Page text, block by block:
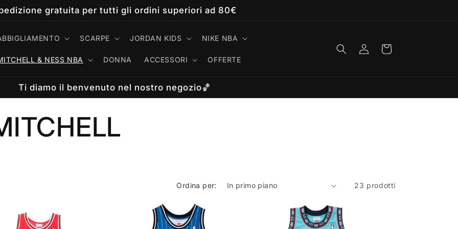
gratuita per tutti gli ordini superiori ad 80€
SCARPE JORDAN KIDS NIKE NBA
& NESS NBA DONNA ACCESSORI OFFERTE
Accedi Carrello
Ti diamo il benvenuto nel nostro negozio🏀
Ordina per: 23 prodotti